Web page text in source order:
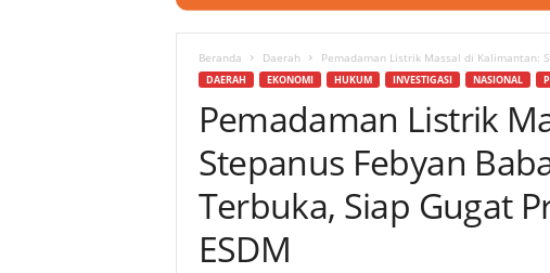
Beranda Daerah Pemadaman Listrik Massal di Kalimantan:
DAERAH EKONOMI HUKUM INVESTIGASI NASIONAL
Pemadaman Listrik
Stepanus Febyan
Terbuka, Siap Gugat
ESDM